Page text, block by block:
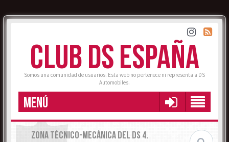
CLUB DS ESPAÑA
Somos una comunidad de usuarios. Esta web no pertenece ni representa a DS
Automobiles.
MENÚ
ZONA TÉCNICO-MECÁNICA DEL DS 4.